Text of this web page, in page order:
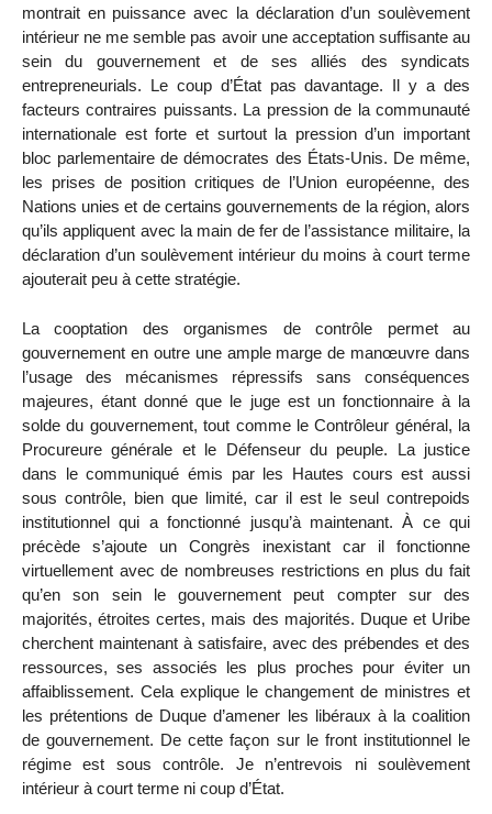
montrait en puissance avec la déclaration d’un soulèvement
intérieur ne me semble pas avoir une acceptation suffisante au
sein du gouvernement et de ses alliés des syndicats
entrepreneurials. Le coup d’État pas davantage. Il y a des
facteurs contraires puissants. La pression de la communauté
internationale est forte et surtout la pression d’un important
bloc parlementaire de démocrates des États-Unis. De même,
les prises de position critiques de l’Union européenne, des
Nations unies et de certains gouvernements de la région, alors
qu’ils appliquent avec la main de fer de l’assistance militaire, la
déclaration d’un soulèvement intérieur du moins à court terme
ajouterait peu à cette stratégie.
La cooptation des organismes de contrôle permet au
gouvernement en outre une ample marge de manœuvre dans
l’usage des mécanismes répressifs sans conséquences
majeures, étant donné que le juge est un fonctionnaire à la
solde du gouvernement, tout comme le Contrôleur général, la
Procureure générale et le Défenseur du peuple. La justice
dans le communiqué émis par les Hautes cours est aussi
sous contrôle, bien que limité, car il est le seul contrepoids
institutionnel qui a fonctionné jusqu’à maintenant. À ce qui
précède s’ajoute un Congrès inexistant car il fonctionne
virtuellement avec de nombreuses restrictions en plus du fait
qu’en son sein le gouvernement peut compter sur des
majorités, étroites certes, mais des majorités. Duque et Uribe
cherchent maintenant à satisfaire, avec des prébendes et des
ressources, ses associés les plus proches pour éviter un
affaiblissement. Cela explique le changement de ministres et
les prétentions de Duque d’amener les libéraux à la coalition
de gouvernement. De cette façon sur le front institutionnel le
régime est sous contrôle. Je n’entrevois ni soulèvement
intérieur à court terme ni coup d’État.